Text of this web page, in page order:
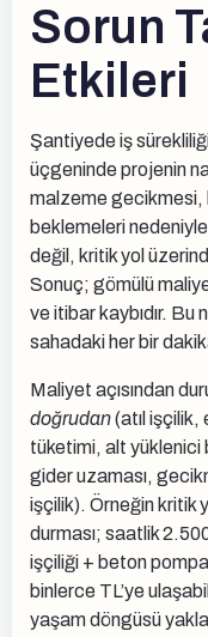
Sorun
Etkileri
Şantiyede iş
üçgeninde projenin
malzeme gecikmesi,
beklemeleri
değil, kritik yol
Sonuç; gömülü
ve itibar kaybıdır. Bu
sahadaki her bir
Maliyet açısından
doğrudan(atıl işçilik,
tüketimi, alt yüklenici
gider uzaması,
işçilik). Örneğin kritik
durması; saatlik
işçiliği + beton
binlerce TL’ye
yaşam döngüsü